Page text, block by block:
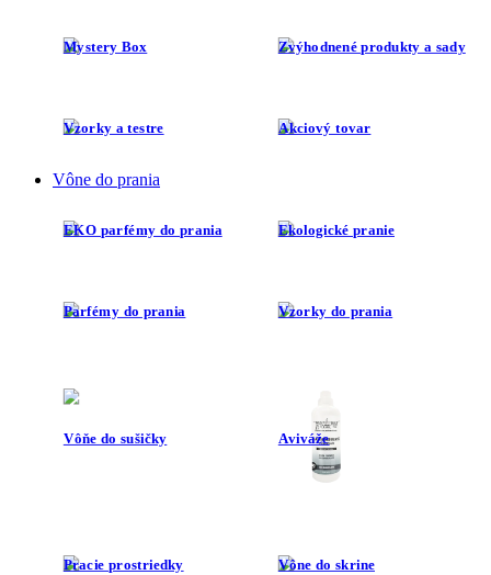
Mystery Box Zvýhodnené produkty a sady
Vzorky a testre Akciový tovar
Vône do prania
EKO parfémy do prania Ekologické pranie
Parfémy do prania Vzorky do prania
Vôňe do sušičky Aviváže
Pracie prostriedky Vône do skrine